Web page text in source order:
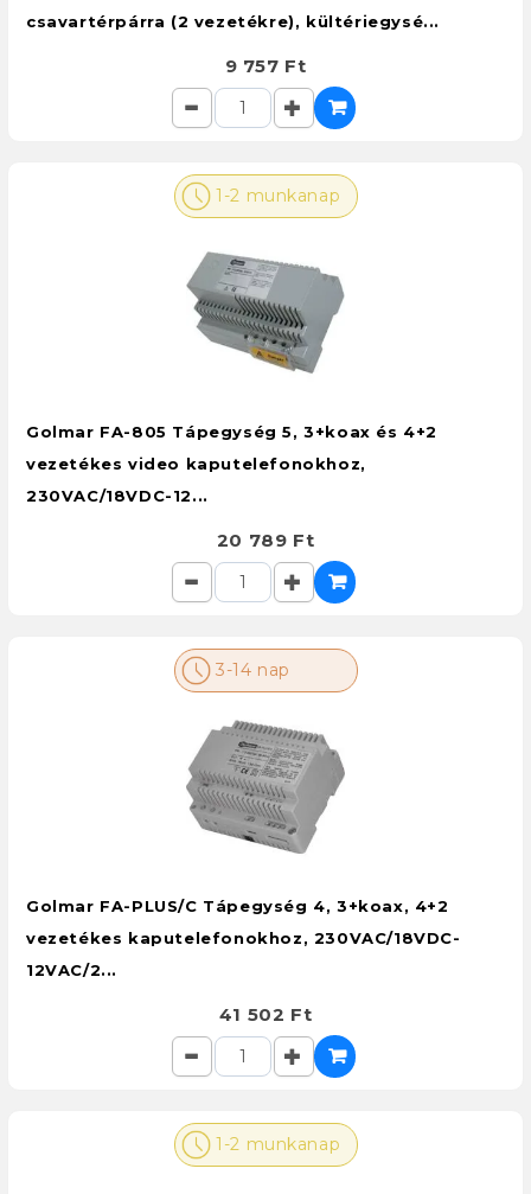
csavartérpárra (2 vezetékre), kültériegysé...
9 757 Ft
1-2 munkanap
Golmar FA-805 Tápegység 5, 3+koax és 4+2
vezetékes video kaputelefonokhoz,
230VAC/18VDC-12...
20 789 Ft
3-14 nap
Golmar FA-PLUS/C Tápegység 4, 3+koax, 4+2
vezetékes kaputelefonokhoz, 230VAC/18VDC-
12VAC/2...
41 502 Ft
1-2 munkanap